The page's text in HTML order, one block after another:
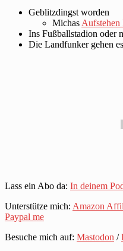
Geblitzdingst worden
Michas Aufstehen
Ins Fußballstadion oder
Die Landfunker gehen
Lass ein Abo da: In deinem
Unterstütze mich: Amazon
Paypal me
Besuche mich auf: Mastodon /